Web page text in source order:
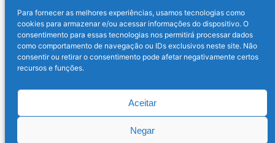
Para fornecer as melhores experiências, usamos tecnologias como
cookies para armazenar e/ou acessar informações do dispositivo. O
consentimento para essas tecnologias nos permitirá processar dados
como comportamento de navegação ou IDs exclusivos neste site. Não
consentir ou retirar o consentimento pode afetar negativamente certos
recursos e funções.
Aceitar
Negar